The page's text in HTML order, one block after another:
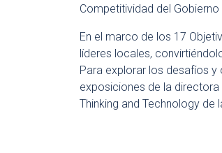
Competitividad del
En el marco de los 17
líderes locales,
Para explorar los desafíos
exposiciones de la directora
Thinking and Technology de